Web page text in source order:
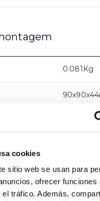
cookies
sitio web se usan para
ofrecer funciones
tráfico. Además,
0.081Kg
Tecto de